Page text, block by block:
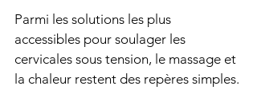
Parmi les solutions les plus
accessibles pour soulager les
cervicales sous tension, le massage et
la chaleur restent des repères simples.